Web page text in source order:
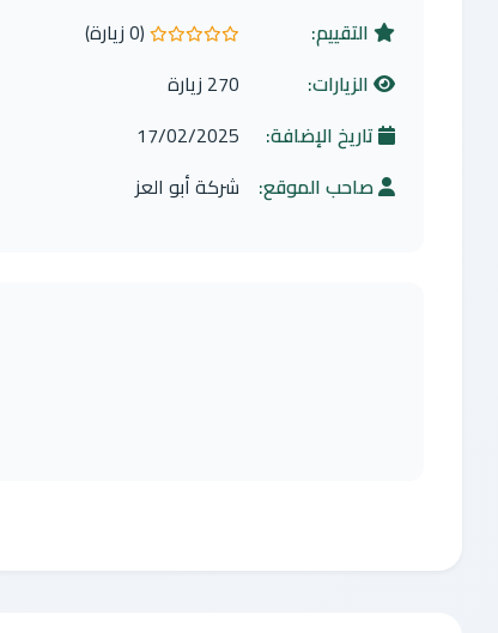
التقييم:
0.0 من 5 نجوم
(0 زيارة)
الزيارات:
270 زيارة
تاريخ الإضافة:
17/02/2025
صاحب الموقع: شركة أبو العز